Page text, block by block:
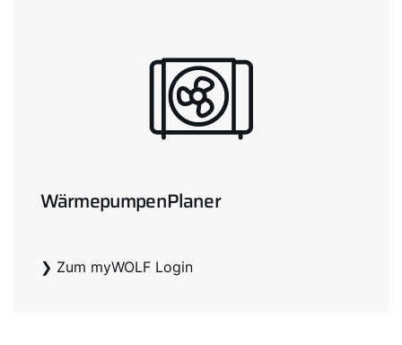
WärmepumpenPlaner
❯ Zum myWOLF Login